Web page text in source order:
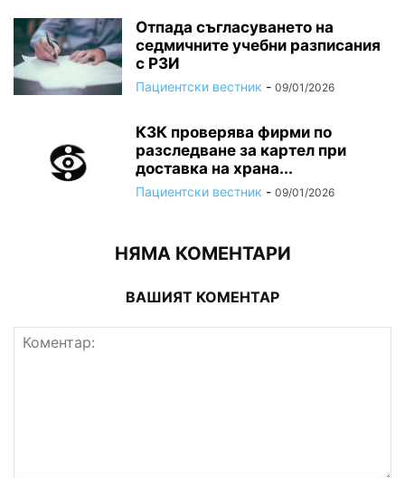
Отпада съгласуването на
седмичните учебни разписания
с РЗИ
Пациентски вестник - 09/01/2026
КЗК проверява фирми по
разследване за картел при
доставка на храна...
Пациентски вестник - 09/01/2026
НЯМА КОМЕНТАРИ
ВАШИЯТ КОМЕНТАР